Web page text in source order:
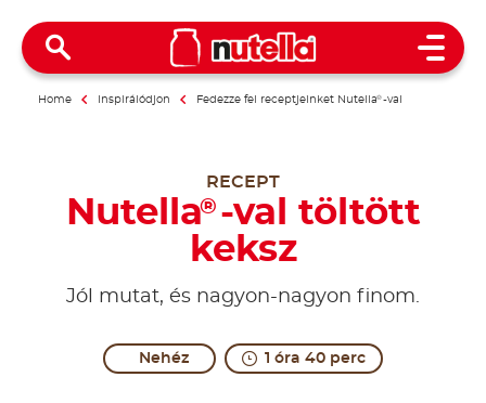
Open
Home Inspirálódjon Fedezze fel receptjeinket Nutella®-val
RECEPT
Nutella® -val töltött
keksz
Jól mutat, és nagyon-nagyon finom.
Nehéz 1 óra 40 perc